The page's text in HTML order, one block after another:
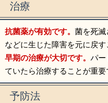
治療
抗菌薬が有効です。 菌を死滅
などに生じた障害を元に戻す
早期の治療が大切です。 パー
ていたら治療することが重要
予防法